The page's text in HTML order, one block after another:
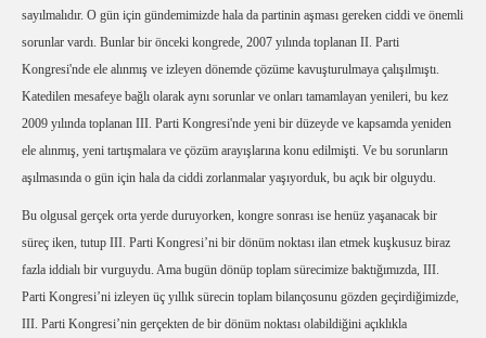
sayılmalıdır. O gün için gündemimizde hala da partinin aşması gereken ciddi ve önemli
sorunlar vardı. Bunlar bir önceki kongrede, 2007 yılında toplanan II. Parti
Kongresi'nde ele alınmış ve izleyen dönemde çözüme kavuşturulmaya çalışılmıştı.
Katedilen mesafeye bağlı olarak aynı sorunlar ve onları tamamlayan yenileri, bu kez
2009 yılında toplanan III. Parti Kongresi'nde yeni bir düzeyde ve kapsamda yeniden
ele alınmış, yeni tartışmalara ve çözüm arayışlarına konu edilmişti. Ve bu sorunların
aşılmasında o gün için hala da ciddi zorlanmalar yaşıyorduk, bu açık bir olguydu.
Bu olgusal gerçek orta yerde duruyorken, kongre sonrası ise henüz yaşanacak bir
süreç iken, tutup III. Parti Kongresi’ni bir dönüm noktası ilan etmek kuşkusuz biraz
fazla iddialı bir vurguydu. Ama bugün dönüp toplam sürecimize baktığımızda, III.
Parti Kongresi’ni izleyen üç yıllık sürecin toplam bilançosunu gözden geçirdiğimizde,
III. Parti Kongresi’nin gerçekten de bir dönüm noktası olabildiğini açıklıkla